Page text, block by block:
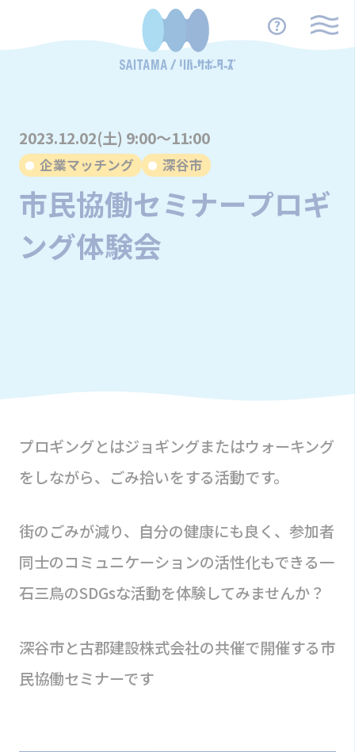
2023.12.02(土) 9:00～11:00
企業マッチング 深谷市
市民協働セミナープロギ
ング体験会
プロギングとはジョギングまたはウォーキング
をしながら、ごみ拾いをする活動です。
街のごみが減り、自分の健康にも良く、参加者
同士のコミュニケーションの活性化もできる一
石三鳥のSDGsな活動を体験してみませんか？
深谷市と古郡建設株式会社の共催で開催する市
民協働セミナーです